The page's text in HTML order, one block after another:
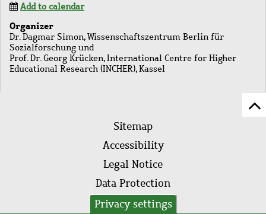
Add to calendar
Organizer
Dr. Dagmar Simon, Wissenschaftszentrum Berlin für
Sozialforschung und
Prof. Dr. Georg Krücken, International Centre for Higher
Educational Research (INCHER), Kassel
FooterSitemap
Accessibility
Legal Notice
Data Protection
AVB
Privacy settings